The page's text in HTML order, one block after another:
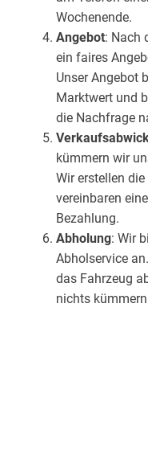
Wochenende.
Angebot: Nach
ein faires
Unser Angebot
Marktwert und
die Nachfrage
kümmern wir
Wir erstellen
vereinbaren
Bezahlung.
Abholung: Wir
Abholservice
das Fahrzeug
nichts